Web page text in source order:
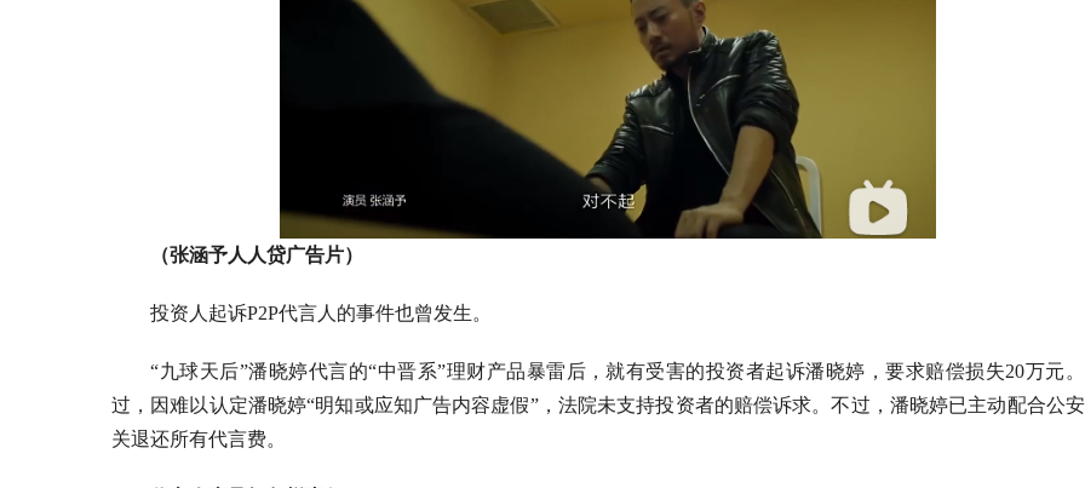
（张涵予人人贷广告片）
投资人起诉P2P代言人的事件也曾发生。
“九球天后”潘晓婷代言的“中晋系”理财产品暴雷后，就有受害的投资者起诉潘晓婷，要求赔偿损失20万元
过，因难以认定潘晓婷“明知或应知广告内容虚假”，法院未支持投资者的赔偿诉求。不过，潘晓婷已主动配合公
关退还所有代言费。